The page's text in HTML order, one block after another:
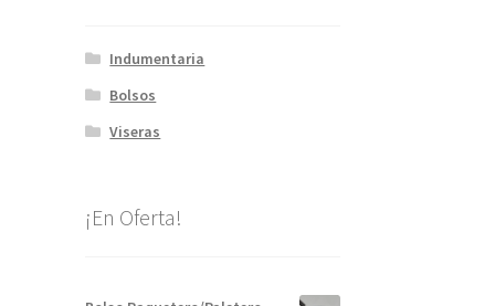
Indumentaria
Bolsos
Viseras
¡En Oferta!